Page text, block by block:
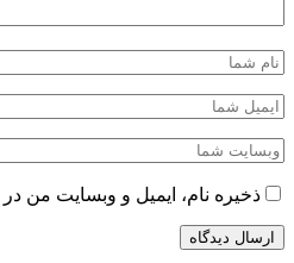
ذخیره نام، ایمیل و وبسایت من